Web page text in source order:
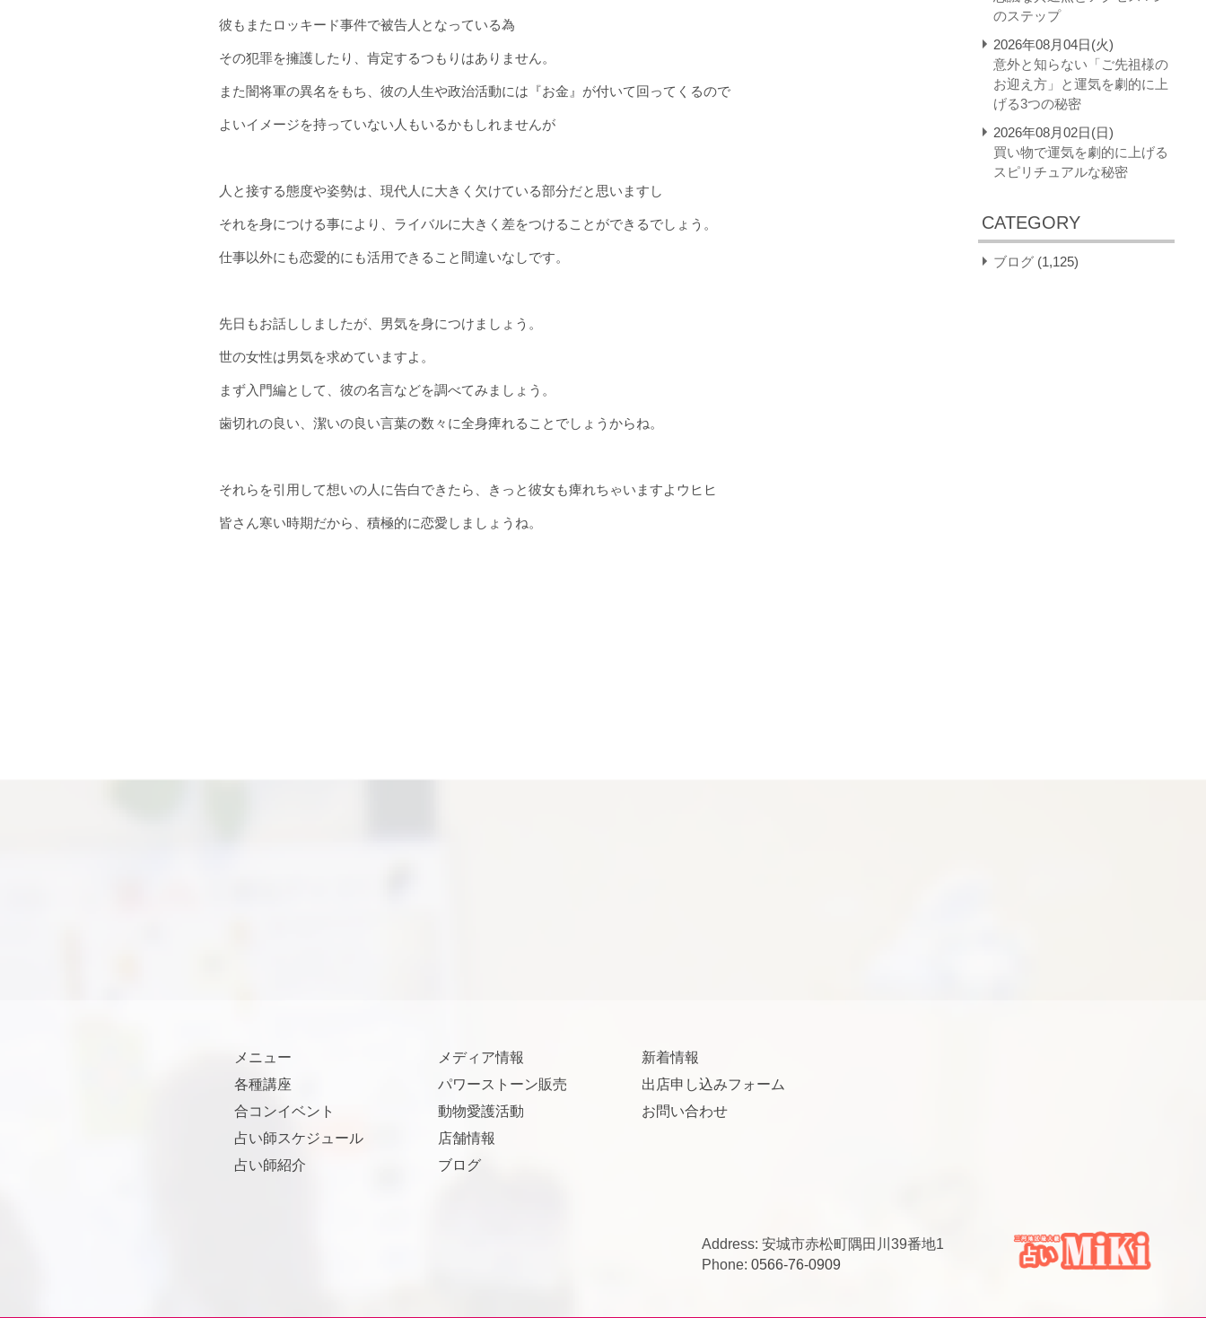
彼もまたロッキード事件で被告人となっている為
その犯罪を擁護したり、肯定するつもりはありません。
また闇将軍の異名をもち、彼の人生や政治活動には『お金』が付いて回ってくるので
よいイメージを持っていない人もいるかもしれませんが
人と接する態度や姿勢は、現代人に大きく欠けている部分だと思いますし
それを身につける事により、ライバルに大きく差をつけることができるでしょう。
仕事以外にも恋愛的にも活用できること間違いなしです。
先日もお話ししましたが、男気を身につけましょう。
世の女性は男気を求めていますよ。
まず入門編として、彼の名言などを調べてみましょう。
歯切れの良い、潔いの良い言葉の数々に全身痺れることでしょうからね。
それらを引用して想いの人に告白できたら、きっと彼女も痺れちゃいますよウヒヒ
皆さん寒い時期だから、積極的に恋愛しましょうね。
のステップ
2026年08月04日(火)
意外と知らない「ご先祖様の
お迎え方」と運気を劇的に上
げる3つの秘密
2026年08月02日(日)
買い物で運気を劇的に上げる
スピリチュアルな秘密
CATEGORY
ブログ(1,125)
メニュー
各種講座
合コンイベント
占い師スケジュール
占い師紹介
メディア情報
パワーストーン販売
動物愛護活動
店舗情報
ブログ
新着情報
出店申し込みフォーム
お問い合わせ
Address: 安城市赤松町隅田川39番地1
Phone: 0566-76-0909